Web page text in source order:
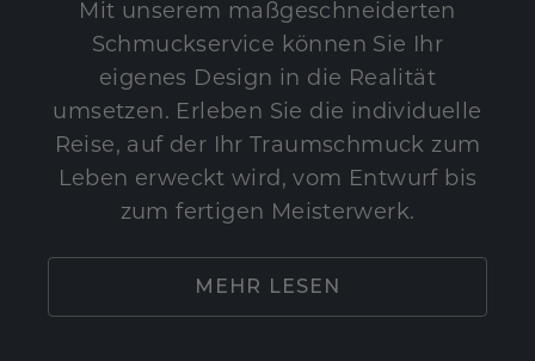
Mit unserem maßgeschneiderten
Schmuckservice können Sie Ihr
eigenes Design in die Realität
umsetzen. Erleben Sie die individuelle
Reise, auf der Ihr Traumschmuck zum
Leben erweckt wird, vom Entwurf bis
zum fertigen Meisterwerk.
MEHR LESEN